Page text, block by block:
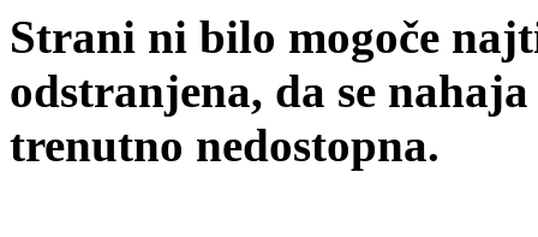
Strani ni bilo mogoče
odstranjena, da se
trenutno nedostopna.